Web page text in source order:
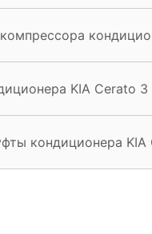
KIA Cerato 3
кондиционера KIA